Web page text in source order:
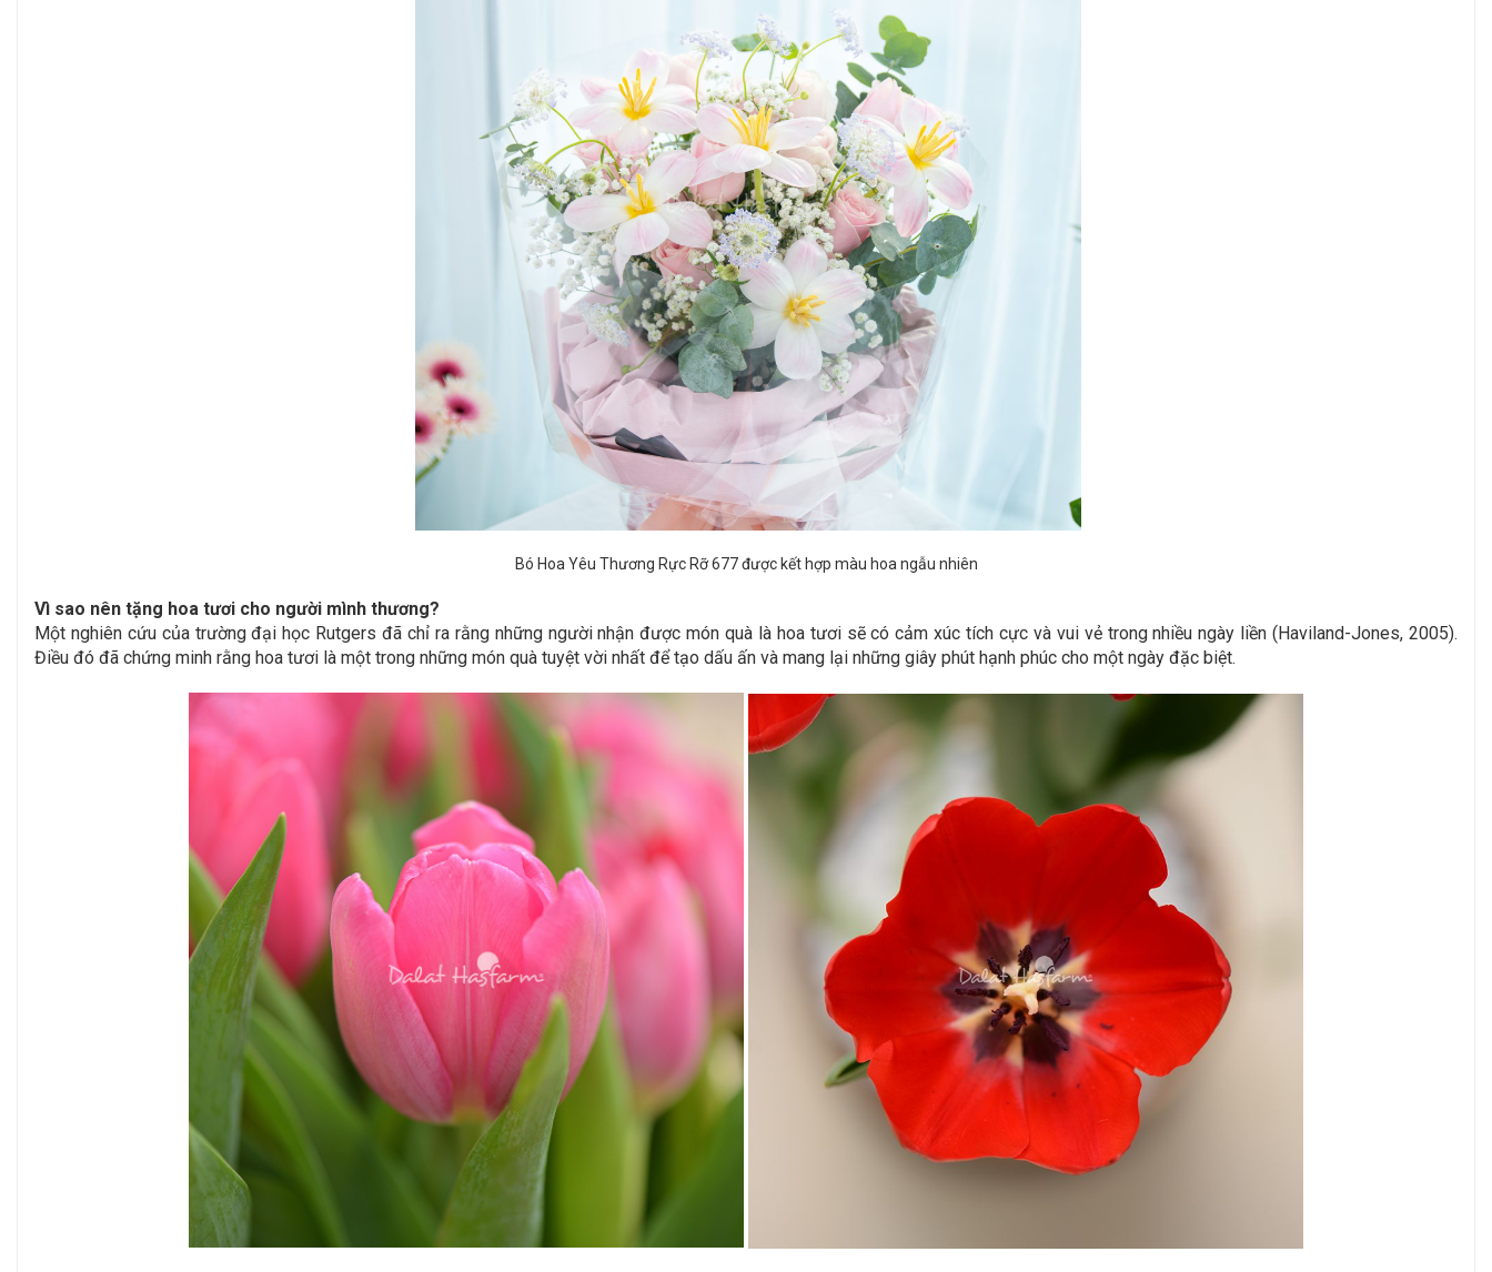
Bó Hoa Yêu Thương Rực Rỡ 677 được kết hợp màu hoa ngẫu nhiên
Vì sao nên tặng hoa tươi cho người mình thương?
Một nghiên cứu của trường đại học Rutgers đã chỉ ra rằng những người nhận được món quà là hoa tươi sẽ có cảm xúc tích cực và vui vẻ trong nhiều ngày liền (Haviland-Jones, 2005).
Điều đó đã chứng minh rằng hoa tươi là một trong những món quà tuyệt vời nhất để tạo dấu ấn và mang lại những giây phút hạnh phúc cho một ngày đặc biệt.